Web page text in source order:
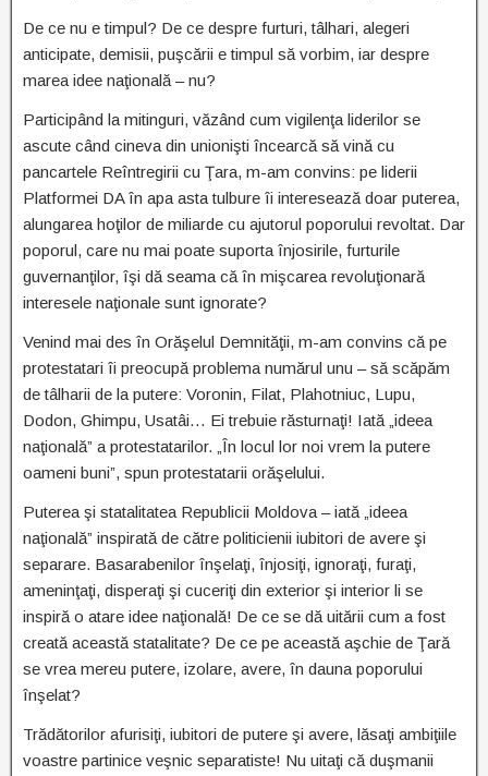
De ce nu e timpul? De ce despre furturi, tâlhari, alegeri
anticipate, demisii, puşcării e timpul să vorbim, iar despre
marea idee naţională – nu?
Participând la mitinguri, văzând cum vigilenţa liderilor se
ascute când cineva din unionişti încearcă să vină cu
pancartele Reîntregirii cu Ţara, m-am convins: pe liderii
Platformei DA în apa asta tulbure îi interesează doar puterea,
alungarea hoţilor de miliarde cu ajutorul poporului revoltat. Dar
poporul, care nu mai poate suporta înjosirile, furturile
guvernanţilor, îşi dă seama că în mişcarea revoluţionară
interesele naţionale sunt ignorate?
Venind mai des în Orăşelul Demnităţii, m-am convins că pe
protestatari îi preocupă problema numărul unu – să scăpăm
de tâlharii de la putere: Voronin, Filat, Plahotniuc, Lupu,
Dodon, Ghimpu, Usatâi… Ei trebuie răsturnaţi! Iată „ideea
naţională” a protestatarilor. „În locul lor noi vrem la putere
oameni buni”, spun protestatarii orăşelului.
Puterea şi statalitatea Republicii Moldova – iată „ideea
naţională” inspirată de către politicienii iubitori de avere şi
separare. Basarabenilor înşelaţi, înjosiţi, ignoraţi, furaţi,
ameninţaţi, disperaţi şi cuceriţi din exterior şi interior li se
inspiră o atare idee naţională! De ce se dă uitării cum a fost
creată această statalitate? De ce pe această aşchie de Ţară
se vrea mereu putere, izolare, avere, în dauna poporului
înşelat?
Trădătorilor afurisiţi, iubitori de putere şi avere, lăsaţi ambiţiile
voastre partinice veşnic separatiste! Nu uitaţi că duşmanii